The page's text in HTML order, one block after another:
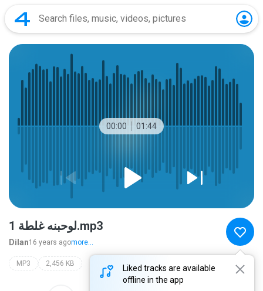
00:00 01:44
Liked tracks are available
offline in the app
لوحبنه غلطة 1.mp3
Dilan16 years agomore...
MP3 2,456 KB